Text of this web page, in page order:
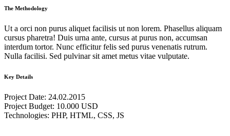
The Methodology
Ut a orci non purus aliquet facilisis ut non lorem. Phasellus aliquam
cursus pharetra! Duis urna ante, cursus at purus non, accumsan
interdum tortor. Nunc efficitur felis sed purus venenatis rutrum.
Nulla facilisi. Sed pulvinar sit amet metus vitae vulputate.
Key Details
Project Date: 24.02.2015
Project Budget: 10.000 USD
Technologies: PHP, HTML, CSS, JS